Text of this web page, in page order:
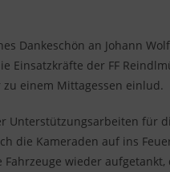
Dankeschön an Johann
Einsatzkräfte der FF
einem Mittagessen einlud.
Unterstützungsarbeiten für
die Kameraden auf ins
Fahrzeuge wieder aufgetankt,